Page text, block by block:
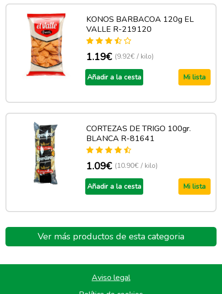
KONOS BARBACOA 120g EL
VALLE R-219120
1.19€ (9.92€ / kilo)
Añadir a la cesta Mi lista
CORTEZAS DE TRIGO 100gr.
BLANCA R-81641
1.09€ (10.90€ / kilo)
Añadir a la cesta Mi lista
Ver más productos de esta categoria
Aviso legal